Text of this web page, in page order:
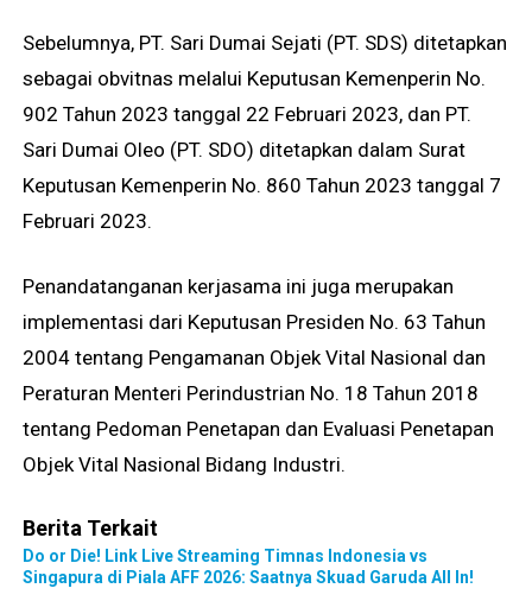
Sebelumnya, PT. Sari Dumai Sejati (PT. SDS) ditetapkan
sebagai obvitnas melalui Keputusan Kemenperin No.
902 Tahun 2023 tanggal 22 Februari 2023, dan PT.
Sari Dumai Oleo (PT. SDO) ditetapkan dalam Surat
Keputusan Kemenperin No. 860 Tahun 2023 tanggal 7
Februari 2023.
Penandatanganan kerjasama ini juga merupakan
implementasi dari Keputusan Presiden No. 63 Tahun
2004 tentang Pengamanan Objek Vital Nasional dan
Peraturan Menteri Perindustrian No. 18 Tahun 2018
tentang Pedoman Penetapan dan Evaluasi Penetapan
Objek Vital Nasional Bidang Industri.
Berita Terkait
Do or Die! Link Live Streaming Timnas Indonesia vs
Singapura di Piala AFF 2026: Saatnya Skuad Garuda All In!